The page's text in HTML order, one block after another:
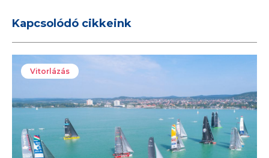
Kapcsolódó cikkeink
Vitorlázás